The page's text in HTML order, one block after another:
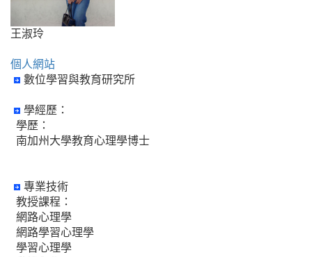
王淑玲
個人網站
數位學習與教育研究所
學經歷：
學歷：
南加州大學教育心理學博士
專業技術
教授課程：
網路心理學
網路學習心理學
學習心理學